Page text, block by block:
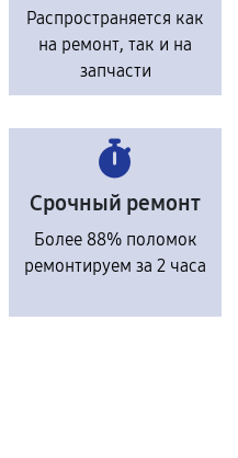
Распространяется как
на ремонт, так и на
запчасти
Срочный ремонт
Более 88% поломок
ремонтируем за 2 часа